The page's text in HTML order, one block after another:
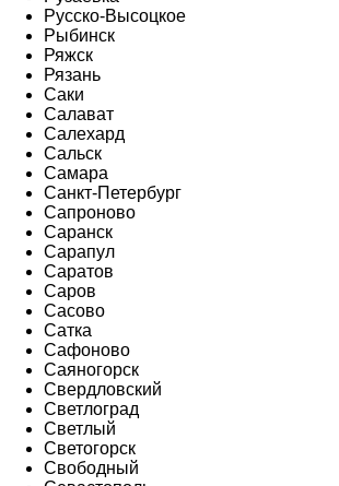
Русско-Высоцкое
Рыбинск
Ряжск
Рязань
Саки
Салават
Салехард
Сальск
Самара
Санкт-Петербург
Сапроново
Саранск
Сарапул
Саратов
Саров
Сасово
Сатка
Сафоново
Саяногорск
Свердловский
Светлоград
Светлый
Светогорск
Свободный